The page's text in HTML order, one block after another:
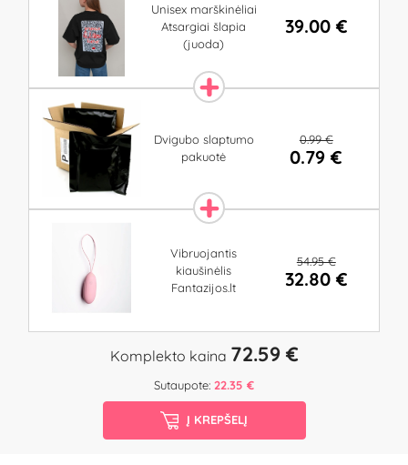
Unisex marškinėliai
Atsargiai šlapia
(juoda)
39.00 €
Dvigubo slaptumo
pakuotė
0.99 €
0.79 €
Vibruojantis
kiaušinėlis
Fantazijos.lt
54.95 €
32.80 €
Komplekto kaina 72.59 €
Sutaupote: 22.35 €
Į KREPŠELĮ